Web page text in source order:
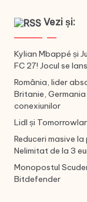
Vezi și:
Kylian Mbappé și
FC 27! Jocul se
România, lider
Britanie,
conexiunilor
Lidl și
Reduceri masive
Nelimitat de la 3
Monopostul
Bitdefender